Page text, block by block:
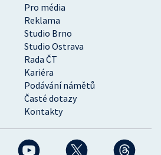
Pro média
Reklama
Studio Brno
Studio Ostrava
Rada ČT
Kariéra
Podávání námětů
Časté dotazy
Kontakty